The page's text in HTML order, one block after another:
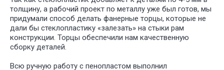
толщину, а рабочий проект по металлу уже был готов, мы
придумали способ делать фанерные торцы, которые не
дали бы стеклопластику «залезать» на стыки рам
конструкции. Торцы обеспечили нам качественную
сборку деталей.
Всю ручную работу с пенопластом выполнил